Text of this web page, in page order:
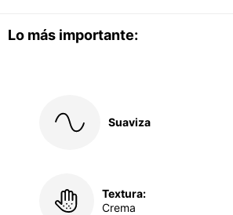
Lo más importante:
Suaviza
Textura:
Crema